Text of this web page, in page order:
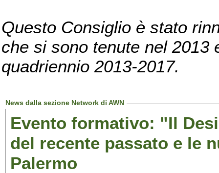
Questo Consiglio è stato
che si sono tenute nel 2013
quadriennio 2013-2017.
News dalla sezione Network di AWN
Evento formativo: "Il
del recente passato e le
Palermo